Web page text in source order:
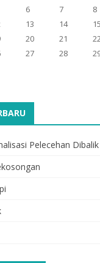
6 7 8
13 14 15
20 21
27 28
Pelecehan